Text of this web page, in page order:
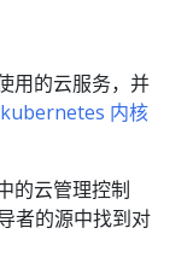
用的云服务，并
kubernetes 内核
的云管理控制
者的源中找到对